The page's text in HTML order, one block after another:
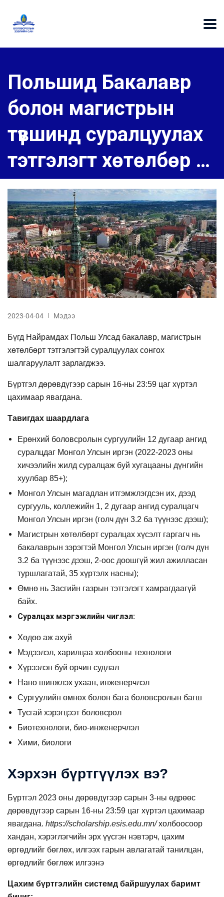
Польшид Бакалавр
болон магистрын
түвшинд суралцуулах
тэтгэлэгт хөтөлбөр …
2023-04-04 Мэдээ
Бүгд Найрамдах Польш Улсад бакалавр, магистрын
хөтөлбөрт тэтгэлэгтэй суралцуулах сонгох
шалгаруулалт зарлагджээ.
Бүртгэл дөрөвдүгээр сарын 16-ны 23:59 цаг хүртэл
цахимаар явагдана.
Тавигдах шаардлага
Ерөнхий боловсролын сургуулийн 12 дугаар ангид
суралцдаг Монгол Улсын иргэн (2022-2023 оны
хичээлийн жилд суралцаж буй хугацааны дүнгийн
хуулбар 85+);
Монгол Улсын магадлан итгэмжлэгдсэн их, дээд
сургууль, коллежийн 1, 2 дугаар ангид суралцагч
Монгол Улсын иргэн (голч дүн 3.2 ба түүнээс дээш);
Магистрын хөтөлбөрт суралцах хүсэлт гаргагч нь
бакалаврын зэрэгтэй Монгол Улсын иргэн (голч дүн
3.2 ба түүнээс дээш, 2-оос доошгүй жил ажилласан
туршлагатай, 35 хүртэлх насны);
Өмнө нь Засгийн газрын тэтгэлэгт хамрагдаагүй
байх.
Суралцах мэргэжлийн чиглэл:
Хөдөө аж ахуй
Мэдээлэл, харилцаа холбооны технологи
Хүрээлэн буй орчин судлал
Нано шинжлэх ухаан, инженерчлэл
Сургуулийн өмнөх болон бага боловсролын багш
Тусгай хэрэгцээт боловсрол
Биотехнологи, био-инженерчлэл
Хими, биологи
Хэрхэн бүртгүүлэх вэ?
Бүртгэл 2023 оны дөрөвдүгээр сарын 3-ны өдрөөс
дөрөвдүгээр сарын 16-ны 23:59 цаг хүртэл цахимаар
явагдана. https://scholarship.esis.edu.mn/холбоосоор
хандан, хэрэглэгчийн эрх үүсгэн нэвтэрч, цахим
өргөдлийг бөглөх, илгээх гарын авлагатай танилцан,
өргөдлийг бөглөж илгээнэ
Цахим бүртгэлийн системд байршуулах баримт